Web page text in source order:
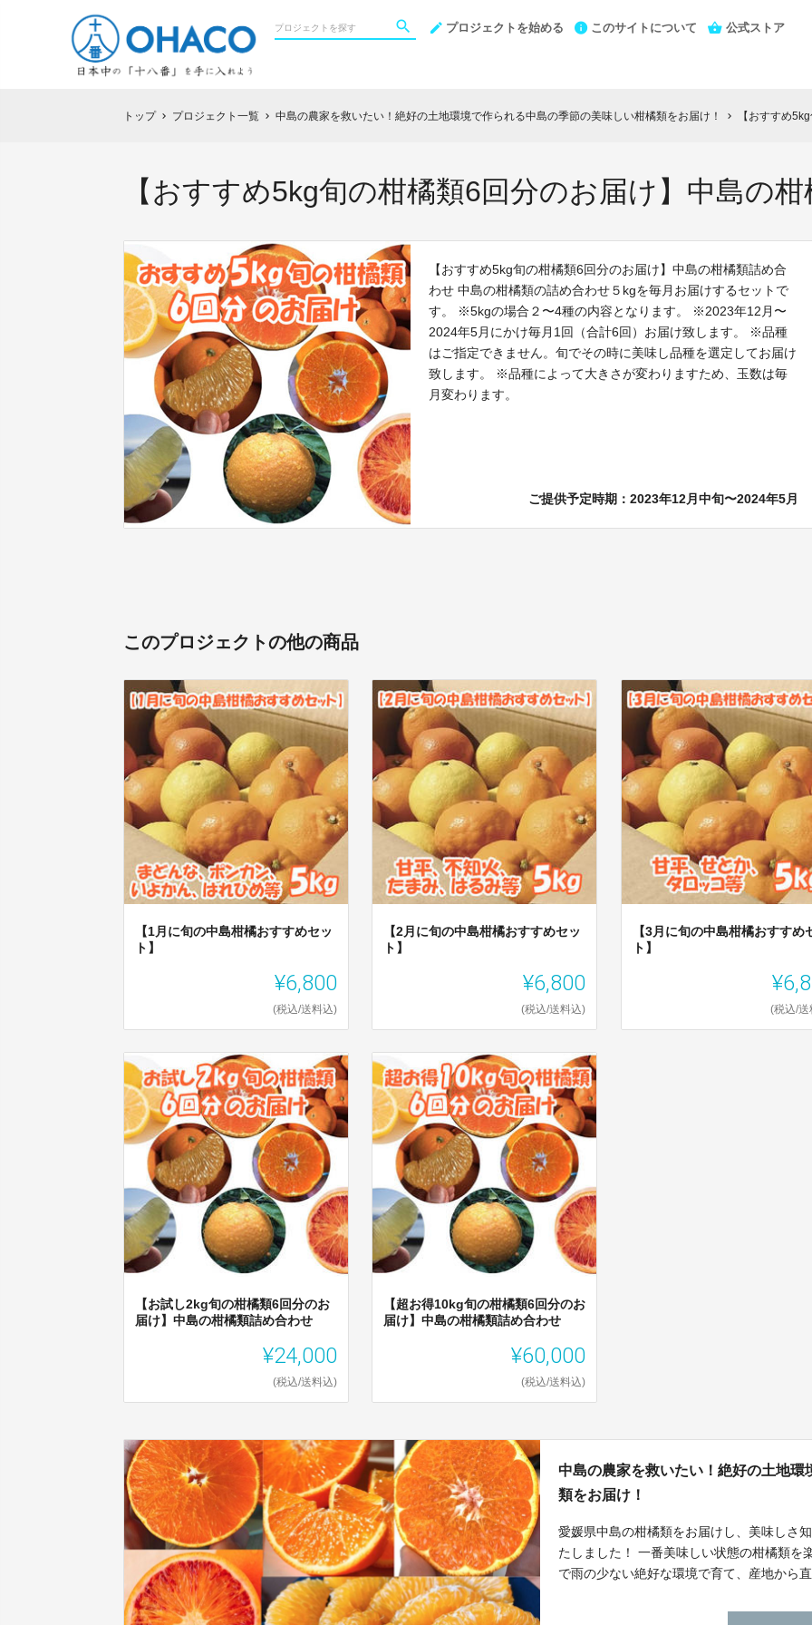
プロジェクトを始める このサイトについて 公式ストア
トップ chevron_right プロジェクト一覧 chevron_right 中島の農家を救いたい！絶好の土地環境で作られる中島の季節の美味しい柑橘類をお届け！ chevron_right 【おすすめ
【おすすめ5kg旬の柑橘類6回分のお届け】中島の
【おすすめ5kg旬の柑橘類6回分のお届け】中島の柑橘類詰め合
わせ 中島の柑橘類の詰め合わせ５kgを毎月お届けするセットで
す。 ※5kgの場合２〜4種の内容となります。 ※2023年12月〜
2024年5月にかけ毎月1回（合計6回）お届け致します。 ※品種
はご指定できません。旬でその時に美味し品種を選定してお届け
致します。 ※品種によって大きさが変わりますため、玉数は毎
月変わります。
ご提供予定時期：2023年12月中旬〜2024年5月
このプロジェクトの他の商品
【1月に旬の中島柑橘おすすめセッ
ト】
¥6,800
(税込/送料込)
【2月に旬の中島柑橘おすすめセッ
ト】
¥6,800
(税込/送料込)
【3月に旬の中島柑橘おすすめ
ト】
(税込/送
【お試し2kg旬の柑橘類6回分のお
届け】中島の柑橘類詰め合わせ
¥24,000
(税込/送料込)
【超お得10kg旬の柑橘類6回分のお
届け】中島の柑橘類詰め合わせ
¥60,000
(税込/送料込)
中島の農家を救いたい！絶好の土地
類をお届け！
愛媛県中島の柑橘類をお届けし、美味しさ
たしました！ 一番美味しい状態の柑橘類を
で雨の少ない絶好な環境で育て、産地から